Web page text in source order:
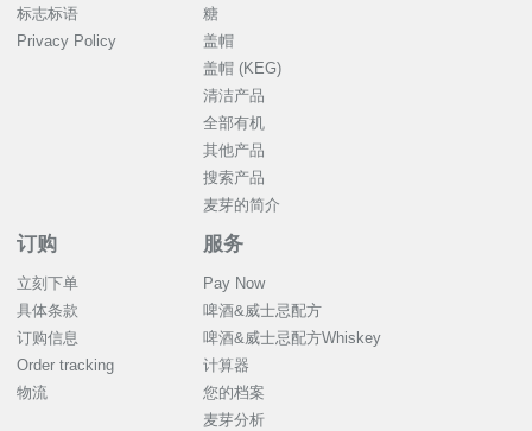
标志标语
Privacy Policy
糖
盖帽
盖帽 (KEG)
清洁产品
全部有机
其他产品
搜索产品
麦芽的简介
订购
立刻下单
具体条款
订购信息
Order tracking
物流
服务
Pay Now
啤酒&威士忌配方
啤酒&威士忌配方Whiskey
计算器
您的档案
麦芽分析